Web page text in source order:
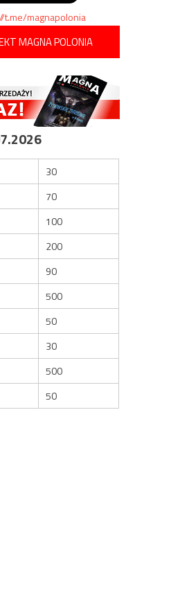
t.me/magnapolonia
MAGNA POLONIA
30
70
100
200
90
500
50
30
500
50